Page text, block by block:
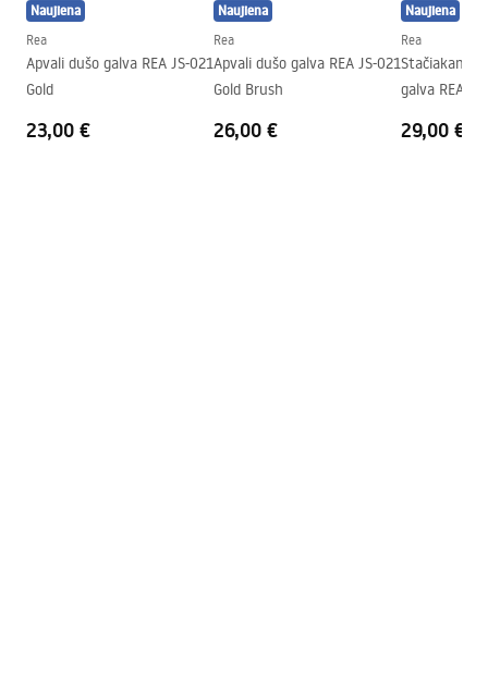
Naujiena
Rea
Apvali dušo galva REA JS-021
Gold
23,00 €
Naujiena
Rea
Apvali dušo galva REA JS-021
Gold Brush
26,00 €
Naujiena
Rea
galva REA
29,00 €